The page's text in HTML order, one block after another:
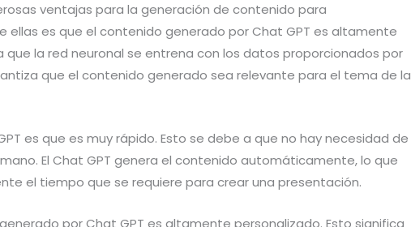
ventajas para la generación de contenido para
ellas es que el contenido generado por Chat GPT es altamente
que la red neuronal se entrena con los datos proporcionados por
que el contenido generado sea relevante para el tema de la
es que es muy rápido. Esto se debe a que no hay necesidad de
El Chat GPT genera el contenido automáticamente, lo que
el tiempo que se requiere para crear una presentación.
por Chat GPT es altamente personalizado. Esto significa